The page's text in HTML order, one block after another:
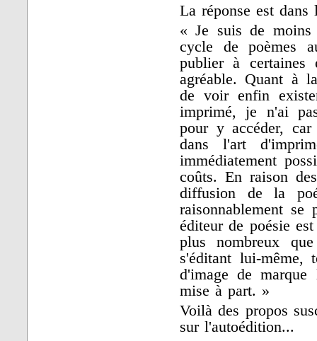
La réponse est
« Je suis de moins
cycle de poèmes
publier à certaines
agréable. Quant à
de voir enfin
imprimé, je n'ai
pour y accéder,
dans l'art
immédiatement
coûts. En raison
diffusion de la
raisonnablement
éditeur de poésie
plus nombreux
s'éditant lui-même,
d'image de marque
mise à part. »
Voilà des propos
sur l'autoédition...